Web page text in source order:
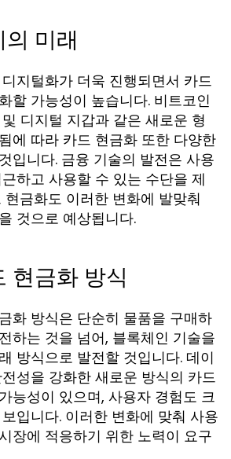
미래
지털화가 더욱 진행되면서 카드
할 가능성이 높습니다. 비트코인
디지털 지갑과 같은 새로운 형
에 따라 카드 현금화 또한 다양한
입니다. 금융 기술의 발전은 사용
하고 사용할 수 있는 수단을 제
금화도 이러한 변화에 발맞춰
것으로 예상됩니다.
현금화 방식
화 방식은 단순히 물품을 구매하
하는 것을 넘어, 블록체인 기술을
방식으로 발전할 것입니다. 데이
성을 강화한 새로운 방식의 카드
능성이 있으며, 사용자 경험도 크
입니다. 이러한 변화에 맞춰 사용
장에 적응하기 위한 노력이 요구